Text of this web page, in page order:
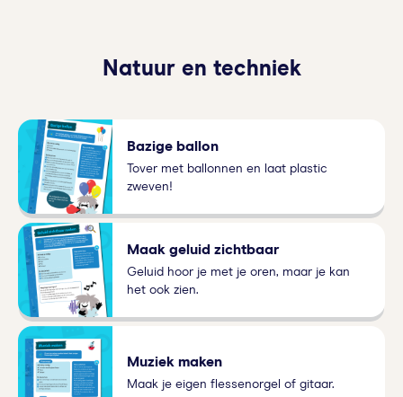
Natuur en techniek
Bazige ballon
Tover met ballonnen en laat plastic
zweven!
Maak geluid zichtbaar
Geluid hoor je met je oren, maar je kan
het ook zien.
Muziek maken
Maak je eigen flessenorgel of gitaar.